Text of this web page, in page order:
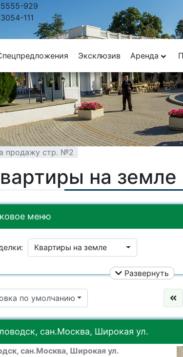
929
111
Эксклюзив Аренда
продажу стр. №2
на
меню
Квартиры на земле
Ничего не выбрано
Цена:
Ничего не выбрано
Развернуть
по умолчанию
сан.Москва, Широкая ул.
сан.Москва, Широкая ул.